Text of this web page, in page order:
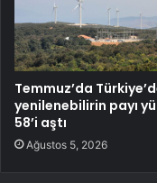
Temmuz’da
yenilenebilirin payı
58’i aştı
Ağustos 5, 2026